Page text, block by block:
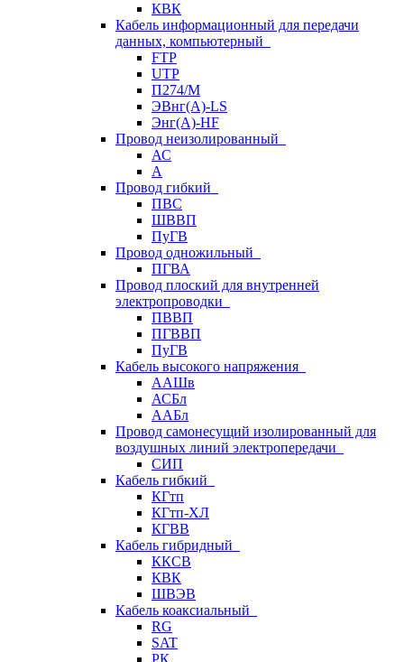
КВК
Кабель информационный для передачи
данных, компьютерный
FTP
UTP
П274/М
ЭВнг(А)-LS
Энг(А)-HF
Провод неизолированный
АС
А
Провод гибкий
ПВС
ШВВП
ПуГВ
Провод одножильный
ПГВА
Провод плоский для внутренней
электропроводки
ПВВП
ПГВВП
ПуГВ
Кабель высокого напряжения
ААШв
АСБл
ААБл
Провод самонесущий изолированный для
воздушных линий электропередачи
СИП
Кабель гибкий
КГтп
КГтп-ХЛ
КГВВ
Кабель гибридный
ККСВ
КВК
ШВЭВ
Кабель коаксиальный
RG
SAT
РК